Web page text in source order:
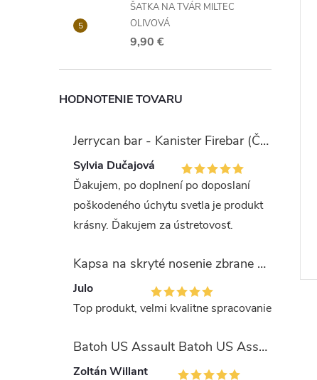
ŠATKA NA TVÁR MILTEC
OLIVOVÁ
9,90 €
HODNOTENIE TOVARU
Jerrycan bar - Kanister Firebar (Červený)
Sylvia Dučajová
Ďakujem, po doplnení po doposlaní
poškodeného úchytu svetla je produkt
krásny. Ďakujem za ústretovosť.
Kapsa na skryté nosenie zbrane OLIVA (veľkosť Glock 17/19)
Julo
Top produkt, velmi kvalitne spracovanie
Batoh US Assault Batoh US Assault "LASER CUT" 36l MULTIT.
Zoltán Willant